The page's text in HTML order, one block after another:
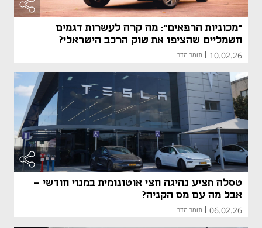
"מכוניות הרפאים": מה קרה לעשרות דגמים
חשמליים שהציפו את שוק הרכב הישראלי?
10.02.26 תומר הדר
טסלה תציע נהיגה חצי אוטונומית במנוי חודשי -
אבל מה עם מס הקניה?
06.02.26 תומר הדר